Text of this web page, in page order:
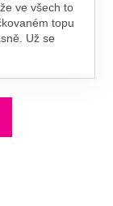
ve všech to
topu
Už se